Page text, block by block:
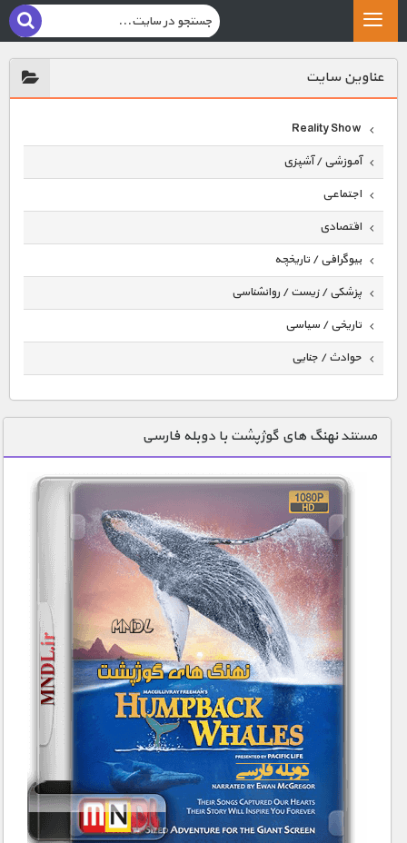
عناوين سايت
Reality Show
آموزشی / آشپزی
اجتماعی
اقتصادی
بیوگرافی / تاریخچه
پزشکی / زیست / روانشناسی
تاریخی / سیاسی
حوادث / جنایی
دنیای خوراکی ها
زمین شناسی / محیط زیست
سازه/ معماری/ مهندسی
سرگرمی
شناخت کودکان
طبیعت
علم و فناوری
فرهنگ / هنر
کیهان / نجوم
مسابقات / ورزشی
مستند های اختصاصی
مستند نهنگ های گوژپشت با دوبله فارسی